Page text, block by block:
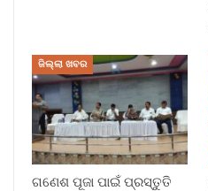
ଜିଲ୍ଲା ଖବର
ଗଣେଶ ପୂଜା ପାଇଁ ପ୍ରସ୍ତୁତି